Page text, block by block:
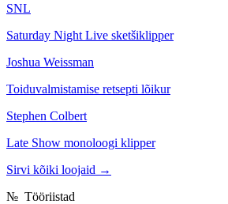
SNL
Saturday Night Live sketšiklipper
Joshua Weissman
Toiduvalmistamise retsepti lõikur
Stephen Colbert
Late Show monoloogi klipper
Sirvi kõiki loojaid →
№ Tööriistad